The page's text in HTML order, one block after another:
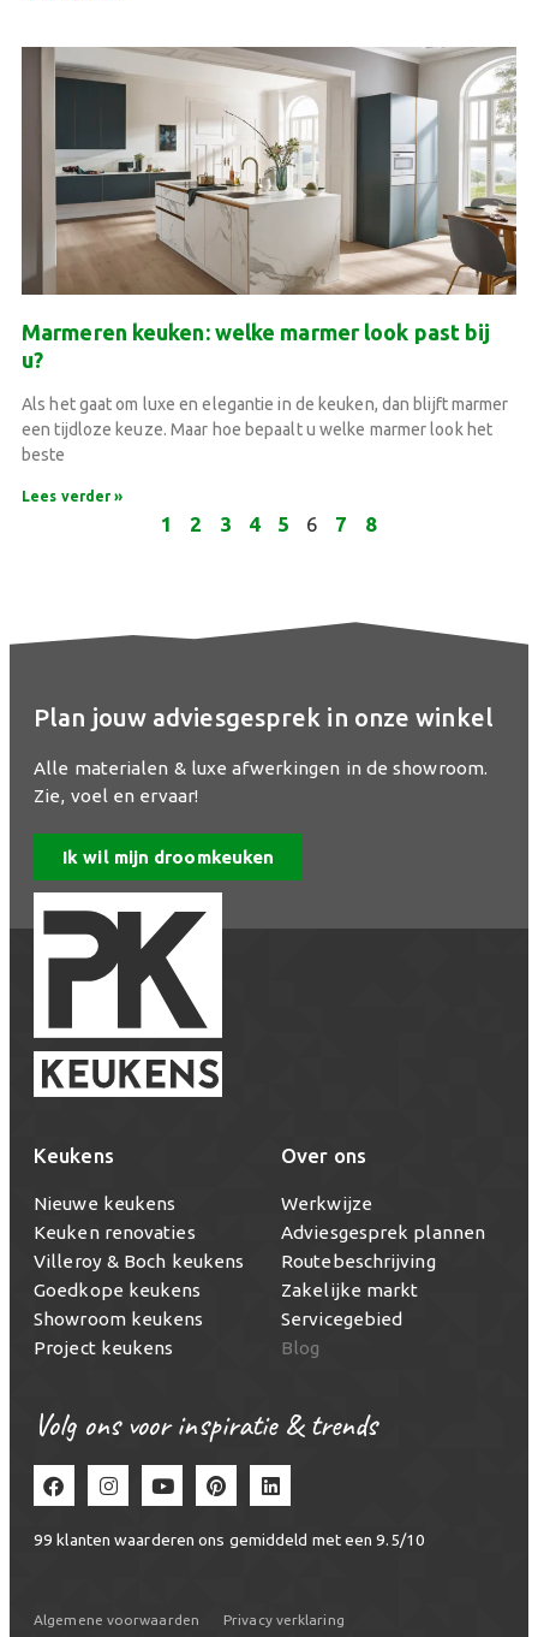
Marmeren keuken: welke marmer look past bij
u?
Als het gaat om luxe en elegantie in de keuken, dan blijft marmer
een tijdloze keuze. Maar hoe bepaalt u welke marmer look het
beste
Lees verder »
1 2 3 4 5 6 7 8
Plan jouw adviesgesprek in onze winkel
Alle materialen & luxe afwerkingen in de showroom.
Zie, voel en ervaar!
Ik wil mijn droomkeuken
Keukens
Nieuwe keukens
Keuken renovaties
Villeroy & Boch keukens
Goedkope keukens
Showroom keukens
Project keukens
Over ons
Werkwijze
Adviesgesprek plannen
Routebeschrijving
Zakelijke markt
Servicegebied
Blog
Volg ons voor inspiratie & trends
99 klanten waarderen ons gemiddeld met een9.5/10
Algemene voorwaarden Privacy verklaring